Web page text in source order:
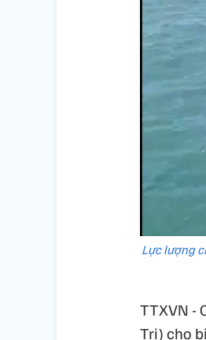
Lực lượng
TTXVN -
Trị) cho